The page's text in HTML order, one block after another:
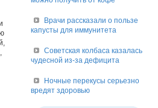
Врачи рассказали о пользе
капусты для иммунитета
Советская колбаса казалась
чудесной из-за дефицита
Ночные перекусы серьезно
вредят здоровью